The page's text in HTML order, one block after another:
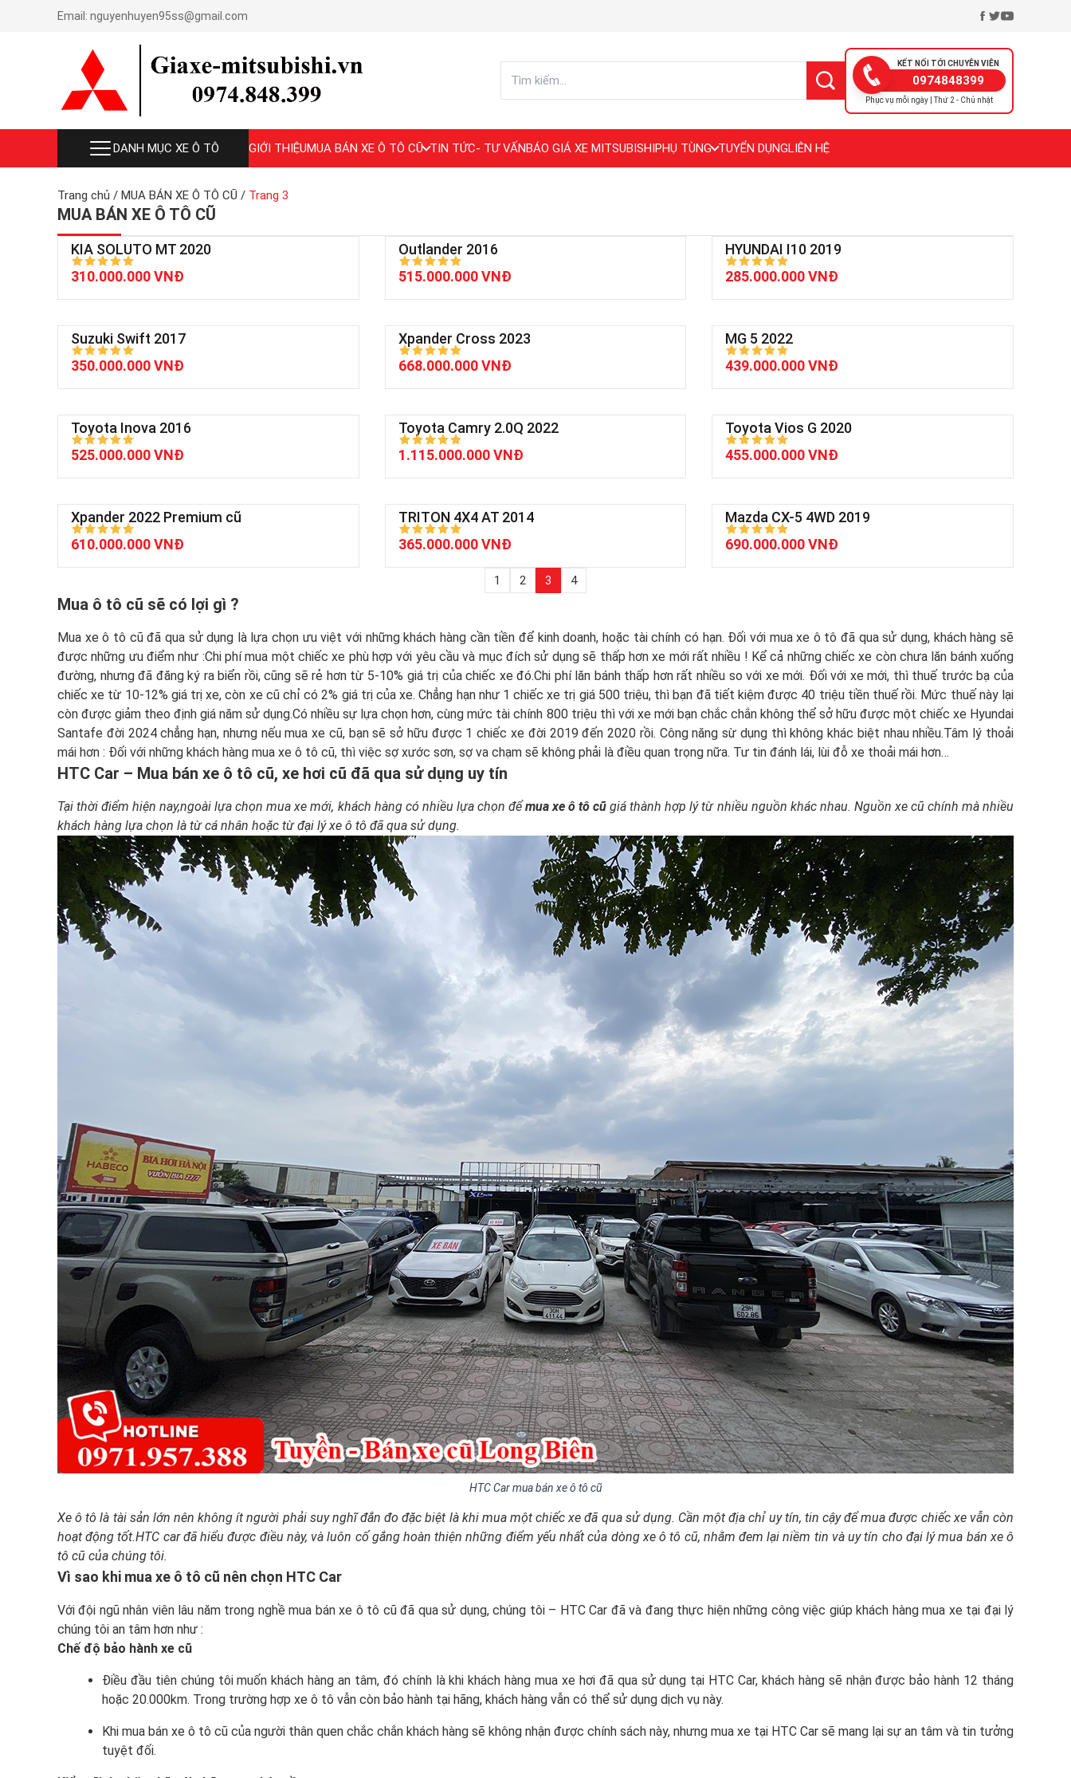
Email: nguyenhuyen95ss@gmail.com
KẾT NỐI TỚI CHUYÊN VIÊN
0974848399
Phục vụ mỗi ngày | Thứ 2 - Chủ nhật
DANH MỤC XE Ô TÔ GIỚI THIỆUMUA BÁN XE Ô TÔ CŨ TIN TỨC- TƯ VẤNBÁO GIÁ XE MITSUBISHIPHỤ TÙNG TUYỂN DỤNGLIÊN HỆ
Trang chủ / MUA BÁN XE Ô TÔ CŨ / Trang 3
MUA BÁN XE Ô TÔ CŨ
KIA SOLUTO MT 2020
310.000.000 VNĐ
Outlander 2016
515.000.000 VNĐ
HYUNDAI I10 2019
285.000.000 VNĐ
Suzuki Swift 2017
350.000.000 VNĐ
Xpander Cross 2023
668.000.000 VNĐ
MG 5 2022
439.000.000 VNĐ
Toyota Inova 2016
525.000.000 VNĐ
Toyota Camry 2.0Q 2022
1.115.000.000 VNĐ
Toyota Vios G 2020
455.000.000 VNĐ
Xpander 2022 Premium cũ
610.000.000 VNĐ
TRITON 4X4 AT 2014
365.000.000 VNĐ
Mazda CX-5 4WD 2019
690.000.000 VNĐ
1 2 3 4
Mua ô tô cũ sẽ có lợi gì ?
Mua xe ô tô cũ đã qua sử dụng là lựa chọn ưu việt với những khách hàng cần tiền để kinh doanh, hoặc tài chính có hạn. Đối với mua xe ô tô đã qua sử dụng, khách hàng sẽ
được những ưu điểm như :Chi phí mua một chiếc xe phù hợp với yêu cầu và mục đích sử dụng sẽ thấp hơn xe mới rất nhiều ! Kể cả những chiếc xe còn chưa lăn bánh xuống
đường, nhưng đã đăng ký ra biển rồi, cũng sẽ rẻ hơn từ 5-10% giá trị của chiếc xe đó.Chi phí lăn bánh thấp hơn rất nhiều so với xe mới. Đối với xe mới, thì thuế trước bạ của
chiếc xe từ 10-12% giá trị xe, còn xe cũ chỉ có 2% giá trị của xe. Chẳng hạn như 1 chiếc xe trị giá 500 triệu, thì bạn đã tiết kiệm được 40 triệu tiền thuế rồi. Mức thuế này lại
còn được giảm theo định giá năm sử dụng.Có nhiều sự lựa chọn hơn, cùng mức tài chính 800 triệu thì với xe mới bạn chắc chắn không thể sở hữu được một chiếc xe Hyundai
Santafe đời 2024 chẳng hạn, nhưng nếu mua xe cũ, bạn sẽ sở hữu được 1 chiếc xe đời 2019 đến 2020 rồi. Công năng sừ dụng thì không khác biệt nhau nhiều.Tâm lý thoải
mái hơn : Đối với những khách hàng mua xe ô tô cũ, thì việc sợ xước sơn, sợ va chạm sẽ không phải là điều quan trọng nữa. Tư tin đánh lái, lùi đỗ xe thoải mái hơn…
HTC Car – Mua bán xe ô tô cũ, xe hơi cũ đã qua sử dụng uy tín
Tại thời điểm hiện nay,ngoài lựa chọn mua xe mới, khách hàng có nhiều lựa chọn đểmua xe ô tô cũ giá thành hợp lý từ nhiều nguồn khác nhau. Nguồn xe cũ chính mà nhiều
khách hàng lựa chọn là từ cá nhân hoặc từ đại lý xe ô tô đã qua sử dụng.
HTC Car mua bán xe ô tô cũ
Xe ô tô là tài sản lớn nên không ít người phải suy nghĩ đắn đo đặc biệt là khi mua một chiếc xe đã qua sử dụng. Cần một địa chỉ uy tín, tin cậy để mua được chiếc xe vẫn còn
hoạt động tốt.HTC car đã hiểu được điều này, và luôn cố gắng hoàn thiện những điểm yếu nhất của dòng xe ô tô cũ, nhằm đem lại niềm tin và uy tín cho đại lý mua bán xe ô
tô cũ của chúng tôi.
Vì sao khi mua xe ô tô cũ nên chọn HTC Car
Với đội ngũ nhân viên lâu năm trong nghề mua bán xe ô tô cũ đã qua sử dụng, chúng tôi – HTC Car đã và đang thực hiện những công việc giúp khách hàng mua xe tại đại lý
chúng tôi an tâm hơn như :
Chế độ bảo hành xe cũ
Điều đầu tiên chúng tôi muốn khách hàng an tâm, đó chính là khi khách hàng mua xe hơi đã qua sử dụng tại HTC Car, khách hàng sẽ nhận được bảo hành 12 tháng
hoặc 20.000km. Trong trường hợp xe ô tô vẫn còn bảo hành tại hãng, khách hàng vẫn có thể sử dụng dịch vụ này.
Khi mua bán xe ô tô cũ của người thân quen chắc chắn khách hàng sẽ không nhận được chính sách này, nhưng mua xe tại HTC Car sẽ mang lại sự an tâm và tin tưởng
tuyệt đối.